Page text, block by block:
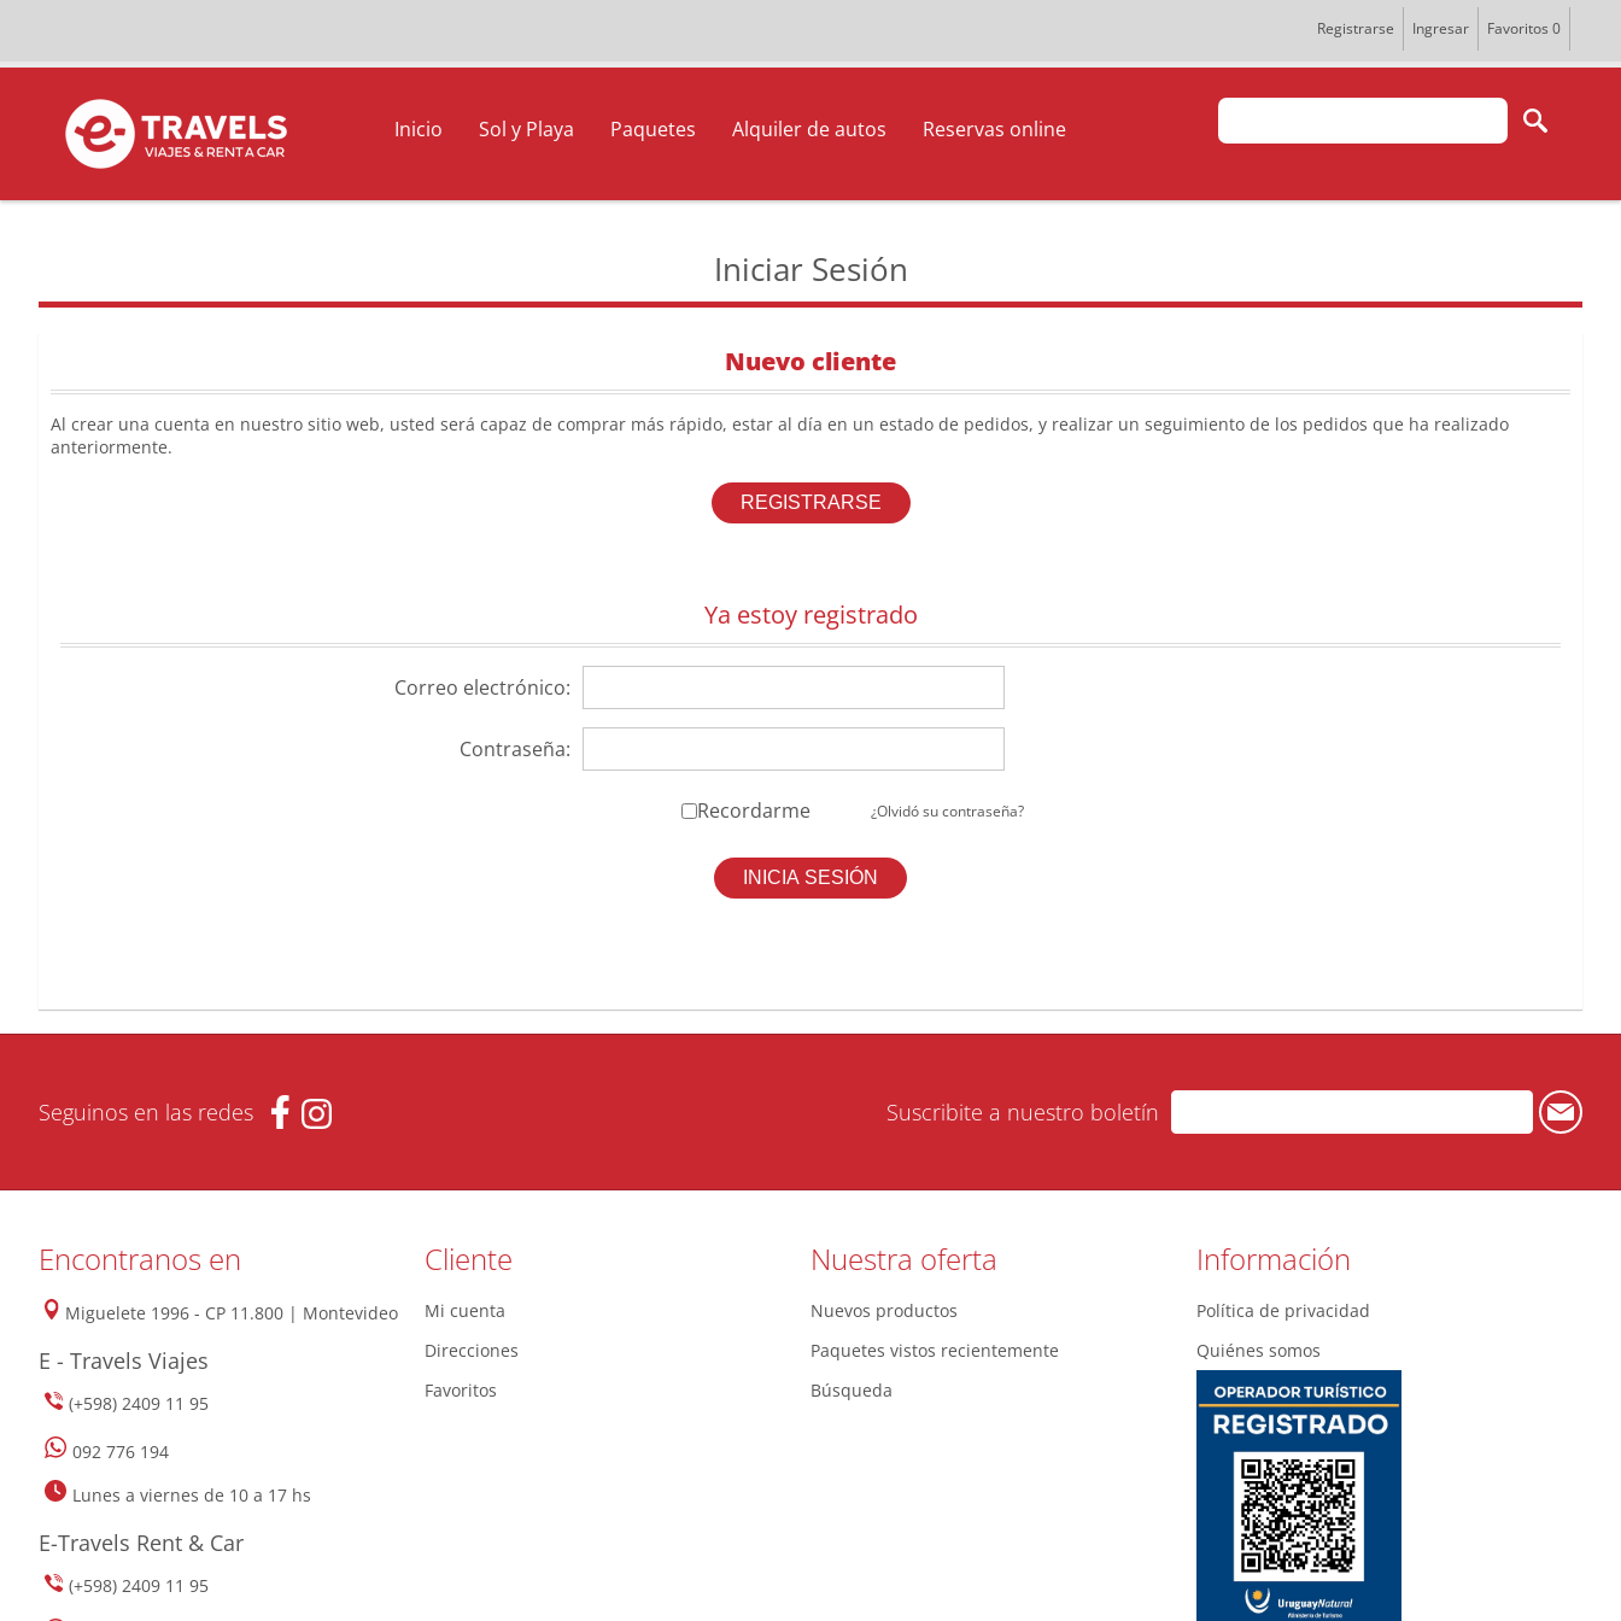
Registrarse Ingresar Favoritos 0
Inicio Sol y Playa Paquetes Alquiler de autos Reservas online
Iniciar Sesión
Nuevo cliente
Al crear una cuenta en nuestro sitio web, usted será capaz de comprar más rápido, estar al día en un estado de pedidos, y realizar un seguimiento de los pedidos que ha realizado
anteriormente.
Ya estoy registrado
Correo electrónico:
Contraseña:
Recordarme ¿Olvidó su contraseña?
Seguinos en las redes Suscribite a nuestro boletín
Encontranos en
Miguelete 1996 - CP 11.800 | Montevideo
E - Travels Viajes
(+598) 2409 11 95
092 776 194
Lunes a viernes de 10 a 17 hs
E-Travels Rent & Car
(+598) 2409 11 95
Cliente
Mi cuenta
Direcciones
Favoritos
Nuestra oferta
Nuevos productos
Paquetes vistos recientemente
Búsqueda
Información
Política de privacidad
Quiénes somos